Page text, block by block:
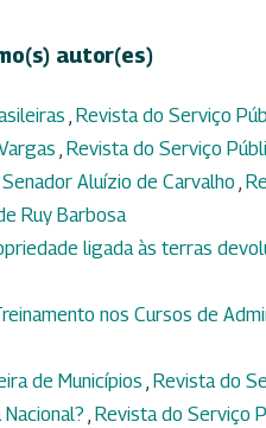
autor(es)
, Revista do Serviço
, Revista do Serviço
Aluízio de Carvalho ,
Ruy Barbosa
ligada às terras
nos Cursos de
de Municípios , Revista do
, Revista do Serviço